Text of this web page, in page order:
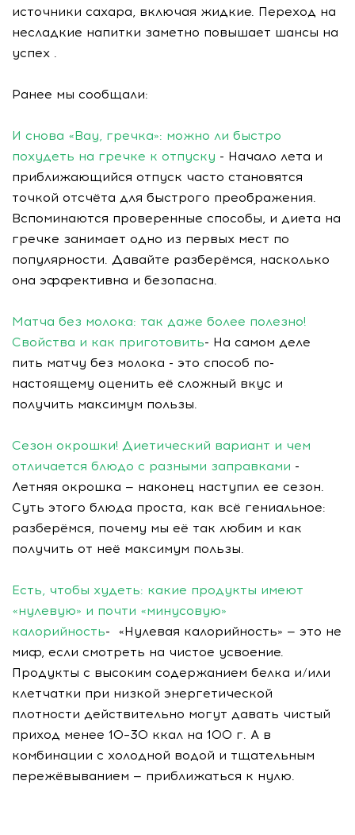
источники сахара, включая жидкие. Переход на
несладкие напитки заметно повышает шансы на
успех .
Ранее мы сообщали:
И снова «Вау, гречка»: можно ли быстро
похудеть на гречке к отпуску - Начало лета и
приближающийся отпуск часто становятся
точкой отсчёта для быстрого преображения.
Вспоминаются проверенные способы, и диета на
гречке занимает одно из первых мест по
популярности. Давайте разберёмся, насколько
она эффективна и безопасна.
Матча без молока: так даже более полезно!
Свойства и как приготовить- На самом деле
пить матчу без молока - это способ по-
настоящему оценить её сложный вкус и
получить максимум пользы.
Сезон окрошки! Диетический вариант и чем
отличается блюдо с разными заправками -
Летняя окрошка — наконец наступил ее сезон.
Суть этого блюда проста, как всё гениальное:
разберёмся, почему мы её так любим и как
получить от неё максимум пользы.
Есть, чтобы худеть: какие продукты имеют
«нулевую» и почти «минусовую»
калорийность- «Нулевая калорийность» — это не
миф, если смотреть на чистое усвоение.
Продукты с высоким содержанием белка и/или
клетчатки при низкой энергетической
плотности действительно могут давать чистый
приход менее 10–30 ккал на 100 г. А в
комбинации с холодной водой и тщательным
пережёвыванием — приближаться к нулю.